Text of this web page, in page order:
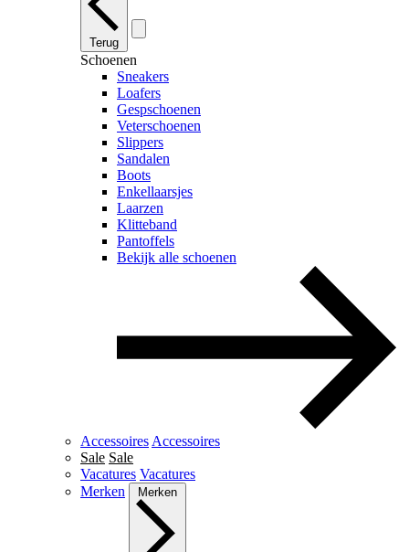
Terug
Schoenen
Sneakers
Loafers
Gespschoenen
Veterschoenen
Slippers
Sandalen
Boots
Enkellaarsjes
Laarzen
Klitteband
Pantoffels
Bekijk alle schoenen
Accessoires Accessoires
Sale Sale
Vacatures Vacatures
Merken
Merken